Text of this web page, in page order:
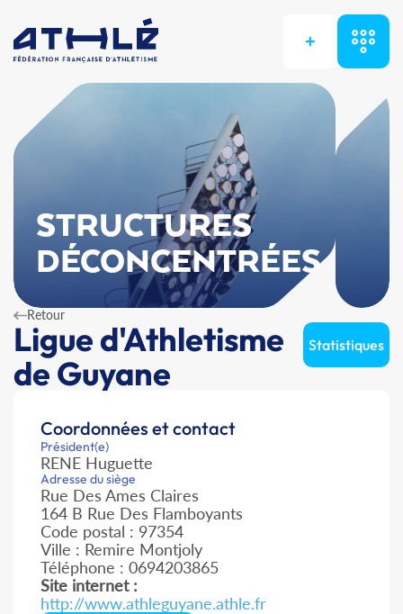
+
STRUCTURES
DÉCONCENTRÉES
Retour
Ligue d'Athletisme
de Guyane
Statistiques
Coordonnées et contact
Président(e)
RENE Huguette
Adresse du siège
Rue Des Ames Claires
164 B Rue Des Flamboyants
Code postal : 97354
Ville : Remire Montjoly
Téléphone : 0694203865
Site internet :
http://www.athleguyane.athle.fr